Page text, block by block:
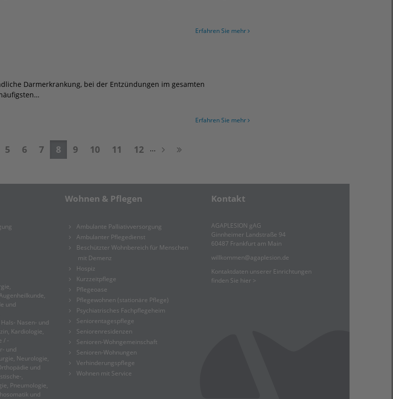
Erfahren Sie mehr
Darmerkrankung, bei der Entzündungen im gesamten
Erfahren Sie mehr
5 6 7 8 9 10 11 12 ...
und
Nasen- und
Kardiologie,
/ -
und
Neurologie,
und
,
Pneumologie,
und
Wohnen & Pflegen
Ambulante Palliativversorgung
Ambulanter Pflegedienst
Beschützter Wohnbereich für Menschen
mit Demenz
Hospiz
Kurzzeitpflege
Pflegeoase
Pflegewohnen (stationäre Pflege)
Psychiatrisches Fachpflegeheim
Seniorentagespflege
Seniorenresidenzen
Senioren-Wohngemeinschaft
Senioren-Wohnungen
Verhinderungspflege
Wohnen mit Service
Kontakt
AGAPLESION gAG
Ginnheimer Landstraße 94
60487 Frankfurt am Main
willkommen@agaplesion.de
Kontaktdaten unserer Einrichtungen
finden Sie hier >